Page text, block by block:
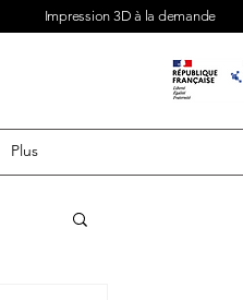
Impression 3D à la demande
Plus